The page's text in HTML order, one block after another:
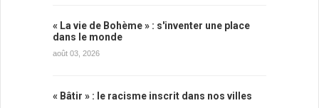
« La vie de Bohème » : s'inventer une place
dans le monde
août 03, 2026
« Bâtir » : le racisme inscrit dans nos villes